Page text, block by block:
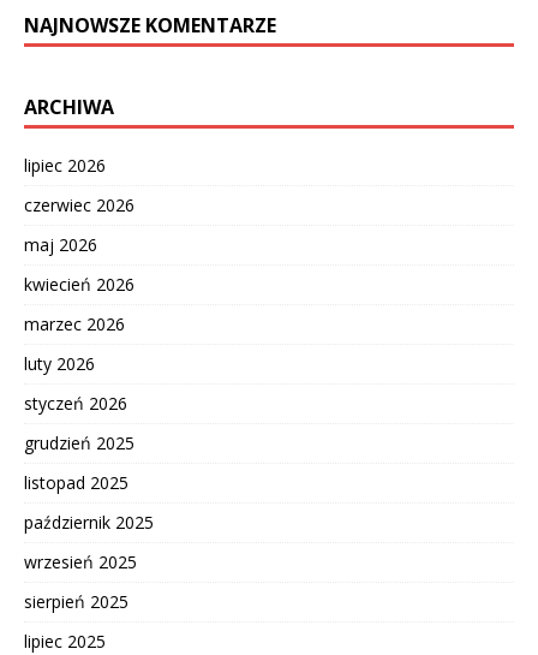
NAJNOWSZE KOMENTARZE
ARCHIWA
lipiec 2026
czerwiec 2026
maj 2026
kwiecień 2026
marzec 2026
luty 2026
styczeń 2026
grudzień 2025
listopad 2025
październik 2025
wrzesień 2025
sierpień 2025
lipiec 2025